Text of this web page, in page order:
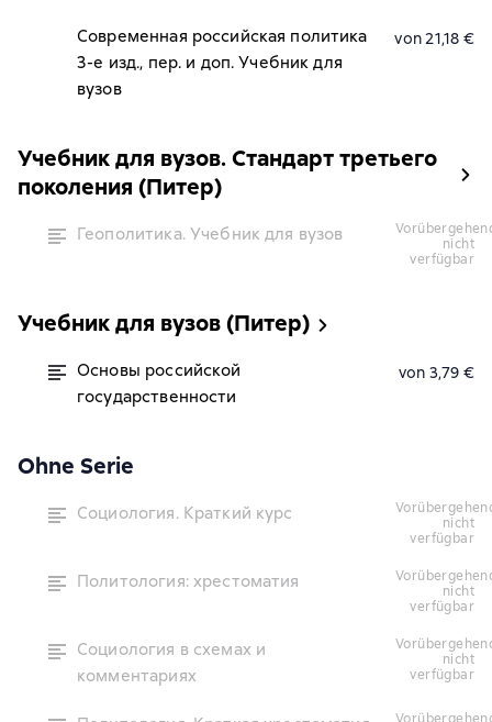
Современная российская политика
3-е изд., пер. и доп. Учебник для
вузов
von 21,18 €
Учебник для вузов. Стандарт третьего
поколения (Питер)
Геополитика. Учебник для вузов
vorübergehend
nicht
verfügbar
Учебник для вузов (Питер)
Основы российской
государственности
von 3,79 €
Ohne Serie
Социология. Краткий курс
vorübergehend
nicht
verfügbar
Политология: хрестоматия
vorübergehend
nicht
verfügbar
Социология в схемах и
комментариях
vorübergehend
nicht
verfügbar